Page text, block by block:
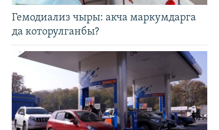
Гемодиализ чыры: акча маркумдарга
да которулганбы?